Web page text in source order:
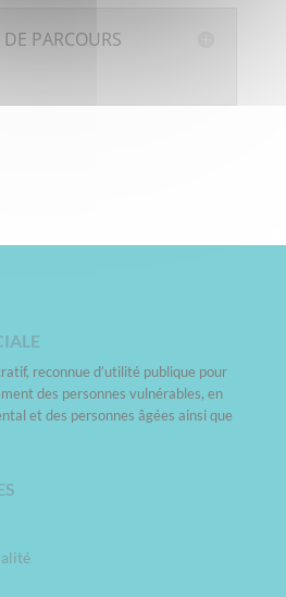
PARCOURS
reconnue d’utilité publique pour
des personnes vulnérables, en
et des personnes âgées ainsi que